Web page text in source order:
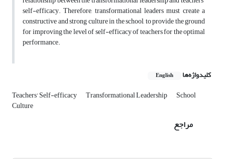
self-efficacy. Therefore, transformational leaders must create a
constructive and strong culture in the school, to provide the ground
for improving the level of self-efficacy of teachers for the optimal
performance.
کلیدواژه‌ها English
Teachers' Self-efficacy Transformational Leadership School
Culture
مراجع